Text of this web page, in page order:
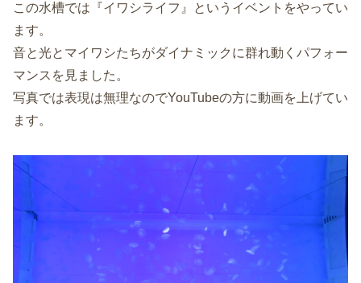
この水槽では『イワシライフ』というイベントをやってい
ます。
音と光とマイワシたちがダイナミックに群れ動くパフォー
マンスを見ました。
写真では表現は無理なのでYouTubeの方に動画を上げてい
ます。